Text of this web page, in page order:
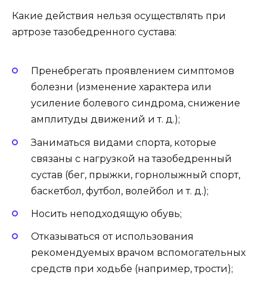
Какие действия нельзя осуществлять при
артрозе тазобедренного сустава:
Пренебрегать проявлением симптомов
болезни (изменение характера или
усиление болевого синдрома, снижение
амплитуды движений и т. д.);
Заниматься видами спорта, которые
связаны с нагрузкой на тазобедренный
сустав (бег, прыжки, горнолыжный спорт,
баскетбол, футбол, волейбол и т. д.);
Носить неподходящую обувь;
Отказываться от использования
рекомендуемых врачом вспомогательных
средств при ходьбе (например, трости);